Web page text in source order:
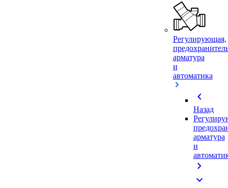
Регулирующая,
арматура
и
автоматика
chevron_left
Назад
арматура
и
chevron_right
expand_more